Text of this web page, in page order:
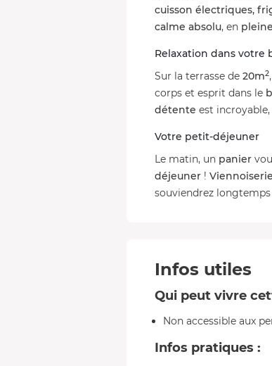
cuisson électriques,
calme absolu, en
Relaxation dans
Sur la terrasse de 20m2
corps et esprit dans le
détente est incroyable,
Votre petit-déjeuner
Le matin, un panier
déjeuner !
souviendrez
Infos utiles
Qui peut vivre
Non accessible aux
Infos pratiques :